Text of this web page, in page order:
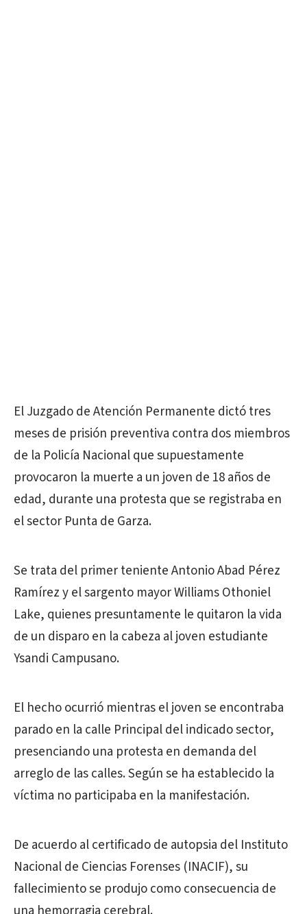
El Juzgado de Atención Permanente dictó tres
meses de prisión preventiva contra dos miembros
de la Policía Nacional que supuestamente
provocaron la muerte a un joven de 18 años de
edad, durante una protesta que se registraba en
el sector Punta de Garza.
Se trata del primer teniente Antonio Abad Pérez
Ramírez y el sargento mayor Williams Othoniel
Lake, quienes presuntamente le quitaron la vida
de un disparo en la cabeza al joven estudiante
Ysandi Campusano.
El hecho ocurrió mientras el joven se encontraba
parado en la calle Principal del indicado sector,
presenciando una protesta en demanda del
arreglo de las calles. Según se ha establecido la
víctima no participaba en la manifestación.
De acuerdo al certificado de autopsia del Instituto
Nacional de Ciencias Forenses (INACIF), su
fallecimiento se produjo como consecuencia de